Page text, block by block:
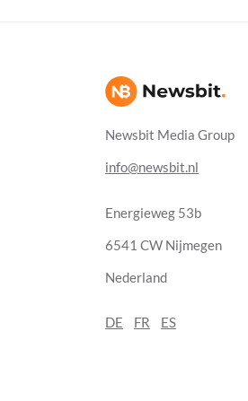
Newsbit Media Group
info@newsbit.nl
Energieweg 53b
6541 CW Nijmegen
Nederland
DE FR ES